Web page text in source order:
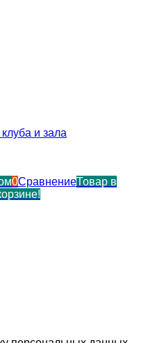
и зала
0СравнениеТовар в